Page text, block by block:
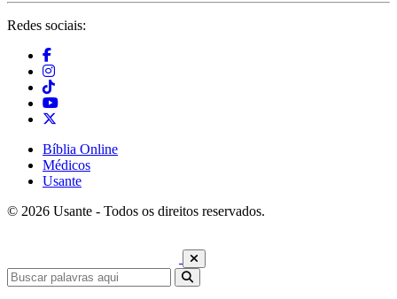
Redes sociais:
Bíblia Online
Médicos
Usante
© 2026 Usante - Todos os direitos reservados.